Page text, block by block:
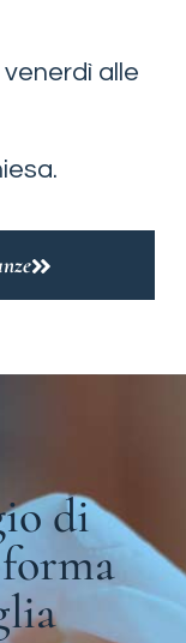
alle
di